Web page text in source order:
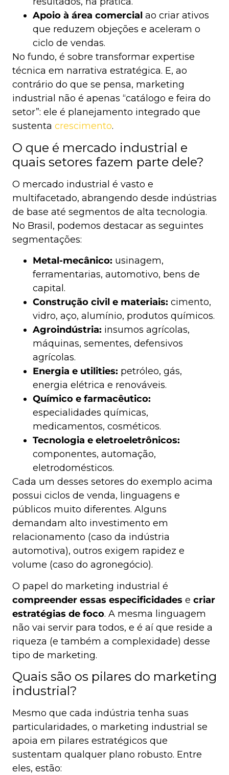
Apoio à área comercial ao criar ativos
que reduzem objeções e aceleram o
ciclo de vendas.
No fundo, é sobre transformar expertise
técnica em narrativa estratégica. E, ao
contrário do que se pensa, marketing
industrial não é apenas “catálogo e feira do
setor”: ele é planejamento integrado que
sustenta crescimento.
O que é mercado industrial e
quais setores fazem parte dele?
O mercado industrial é vasto e
multifacetado, abrangendo desde indústrias
de base até segmentos de alta tecnologia.
No Brasil, podemos destacar as seguintes
segmentações:
Metal-mecânico: usinagem,
ferramentarias, automotivo, bens de
capital.
Construção civil e materiais: cimento,
vidro, aço, alumínio, produtos químicos.
Agroindústria: insumos agrícolas,
máquinas, sementes, defensivos
agrícolas.
Energia e utilities: petróleo, gás,
energia elétrica e renováveis.
Químico e farmacêutico:
especialidades químicas,
medicamentos, cosméticos.
Tecnologia e eletroeletrônicos:
componentes, automação,
eletrodomésticos.
Cada um desses setores do exemplo acima
possui ciclos de venda, linguagens e
públicos muito diferentes. Alguns
demandam alto investimento em
relacionamento (caso da indústria
automotiva), outros exigem rapidez e
volume (caso do agronegócio).
O papel do marketing industrial é
compreender essas especificidades e criar
estratégias de foco. A mesma linguagem
não vai servir para todos, e é aí que reside a
riqueza (e também a complexidade) desse
tipo de marketing.
Quais são os pilares do marketing
industrial?
Mesmo que cada indústria tenha suas
particularidades, o marketing industrial se
apoia em pilares estratégicos que
sustentam qualquer plano robusto. Entre
eles, estão: